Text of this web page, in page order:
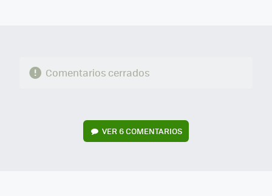
Comentarios cerrados
VER 6 COMENTARIOS